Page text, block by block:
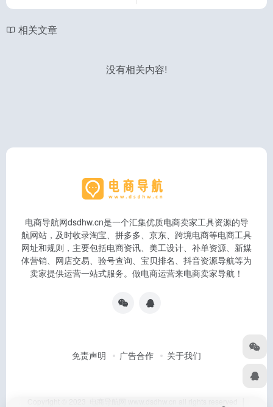
相关文章
没有相关内容!
电商导航网dsdhw.cn是一个汇集优质电商卖家工具资源的导
航网站，及时收录淘宝、拼多多、京东、跨境电商等电商工具
网址和规则，主要包括电商资讯、美工设计、补单资源、新媒
体营销、网店交易、验号查询、宝贝排名、抖音资源导航等为
卖家提供运营一站式服务。做电商运营来电商卖家导航！
免责声明 广告合作 关于我们